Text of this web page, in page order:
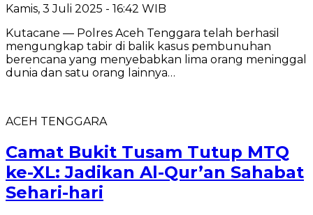
Kamis, 3 Juli 2025 - 16:42 WIB
Kutacane — Polres Aceh Tenggara telah berhasil
mengungkap tabir di balik kasus pembunuhan
berencana yang menyebabkan lima orang meninggal
dunia dan satu orang lainnya…
ACEH TENGGARA
Camat Bukit Tusam Tutup MTQ
ke-XL: Jadikan Al-Qur’an Sahabat
Sehari-hari